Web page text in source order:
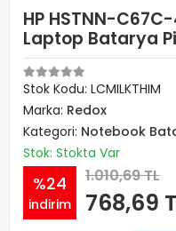
HP HSTNN-
Laptop Batarya
Stok Kodu: LCMILKTHIM
Marka: Redox
Kategori: Notebook
Stok: Stokta Var
%24
indirim
1.010,69 TL
768,69